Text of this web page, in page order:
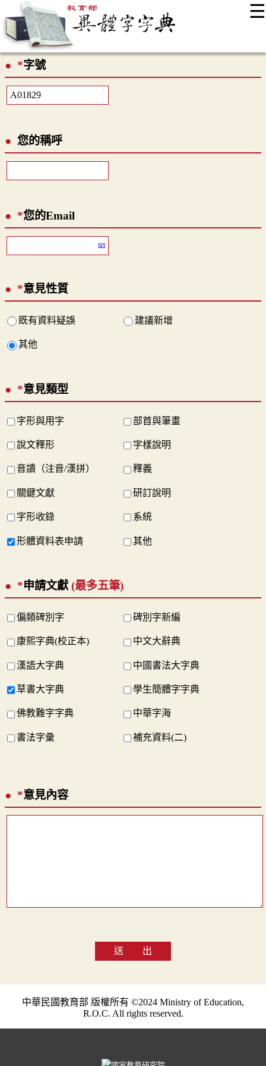
☰
最新消息
*字號
您的稱呼
*您的Email
*意見性質
既有資料疑誤 建議新增
其他
*意見類型
字形與用字 部首與筆畫
說文釋形 字樣說明
音讀（注音/漢拼） 釋義
關鍵文獻 研訂說明
字形收錄 系統
形體資料表申請 其他
*申請文獻(最多五筆)
偏類碑別字 碑別字新編
康熙字典(校正本) 中文大辭典
漢語大字典 中國書法大字典
草書大字典 學生簡體字字典
佛教難字字典 中華字海
書法字彙 補充資料(二)
*意見內容
送 出
中華民國教育部 版權所有 ©2024 Ministry of Education,
R.O.C. All rights reserved.